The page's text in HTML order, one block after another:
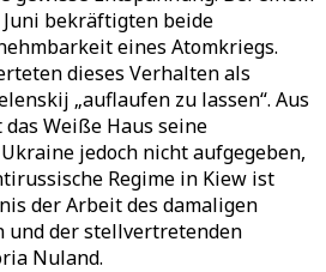
bekräftigten beide
eines Atomkriegs.
dieses Verhalten als
„auflaufen zu lassen“. Aus
Weiße Haus seine
jedoch nicht aufgegeben,
Regime in Kiew ist
der Arbeit des damaligen
und der stellvertretenden
Nuland.